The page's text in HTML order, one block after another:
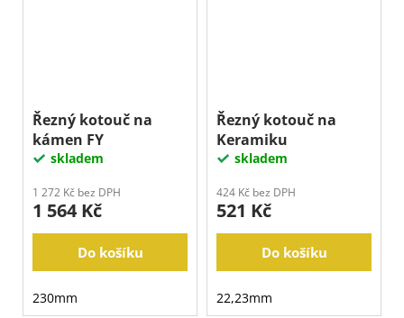
Řezný kotouč na
kámen FY
skladem
1 272 Kč bez DPH
1 564 Kč
Do košíku
230mm
Řezný kotouč na
Keramiku
skladem
424 Kč bez DPH
521 Kč
Do košíku
22,23mm